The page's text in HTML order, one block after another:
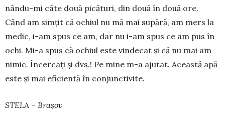
nându-mi câte două picături, din două în două ore.
Când am simțit că ochiul nu mă mai su­pără, am mers la
medic, i-am spus ce am, dar nu i-am spus ce am pus în
ochi. Mi-a spus că ochiul este vindecat și că nu mai am
nimic. Încercați și dvs.! Pe mine m-a ajutat. Această apă
este și mai eficientă în conjunctivite.
STELA – Brașov